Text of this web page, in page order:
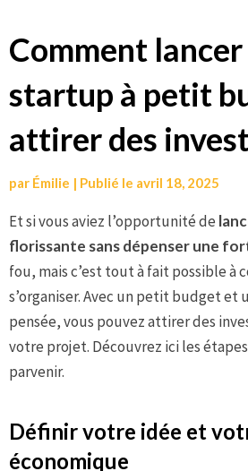
Aller
au
contenu
Comment
startup à petit
attirer des
par Émilie | Publié le avril 18, 2025
Et si vous aviez l’opportunité de
florissante sans dépenser une
fou, mais c’est tout à fait possible à
s’organiser. Avec un petit budget et
pensée, vous pouvez attirer des
votre projet. Découvrez ici les
parvenir.
Définir votre idée et
économique